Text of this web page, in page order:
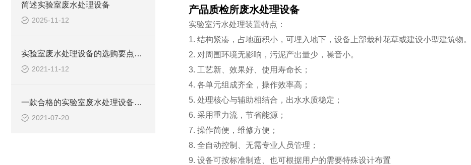
简述实验室废水处理设备
2025-11-12
实验室废水处理设备的选购要点，你知道多少？
2021-11-12
一款合格的实验室废水处理设备有哪些性能要求和组成结构？
2021-07-20
产品质检所废水处理设备
实验室污水处理装置特点：
1. 结构紧凑，占地面积小，可埋入地下，设备上部栽种花草或建设小型建筑物。
2. 对周围环境无影响，污泥产出量少，噪音小。
3. 工艺新、效果好、使用寿命长；
4. 各单元组成齐全，操作效率高；
5. 处理核心与辅助相结合，出水水质稳定；
6. 采用重力流，节省能源；
7. 操作简便，维修方便；
8. 全自动控制、无需专业人员管理；
9. 设备可按标准制造、也可根据用户的需要特殊设计布置